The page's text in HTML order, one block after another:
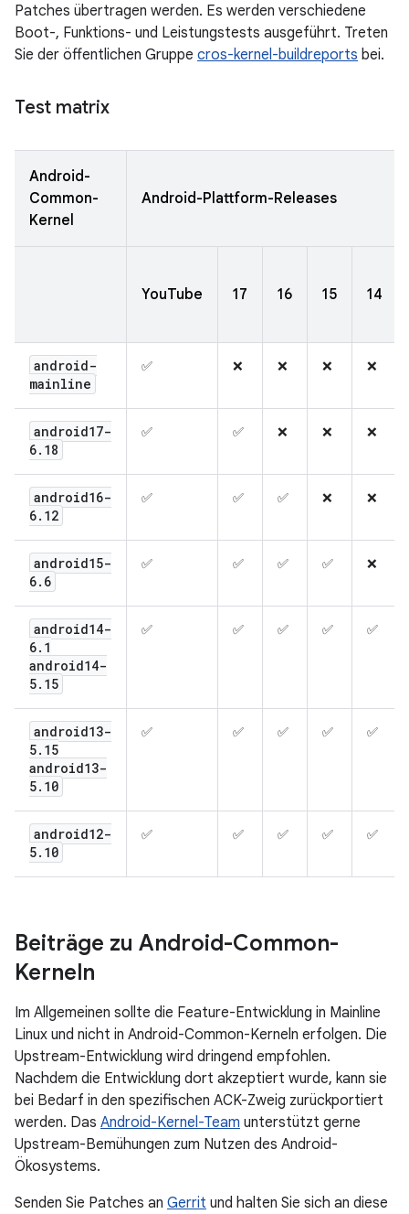
Patches übertragen werden. Es werden verschiedene
Boot-, Funktions- und Leistungstests ausgeführt. Treten
Sie der öffentlichen Gruppe cros-kernel-buildreports bei.
Test matrix
Android-
Common-
Kernel
Android-Plattform-Releases
YouTube 17 16 15 14
android-
mainline
✅ ❌ ❌ ❌ ❌
android17-
6. 18
✅ ✅ ❌ ❌ ❌
android16-
6. 12
✅ ✅ ✅ ❌ ❌
android15-
6. 6
✅ ✅ ✅ ✅ ❌
android14-
6. 1
android14-
5. 15
✅ ✅ ✅ ✅ ✅
android13-
5. 15
android13-
5. 10
✅ ✅ ✅ ✅ ✅
android12-
5. 10
✅ ✅ ✅ ✅ ✅
Beiträge zu Android-Common-
Kerneln
Im Allgemeinen sollte die Feature-Entwicklung in Mainline
Linux und nicht in Android-Common-Kerneln erfolgen. Die
Upstream-Entwicklung wird dringend empfohlen.
Nachdem die Entwicklung dort akzeptiert wurde, kann sie
bei Bedarf in den spezifischen ACK-Zweig zurückportiert
werden. Das Android-Kernel-Team unterstützt gerne
Upstream-Bemühungen zum Nutzen des Android-
Ökosystems.
Senden Sie Patches an Gerrit und halten Sie sich an diese